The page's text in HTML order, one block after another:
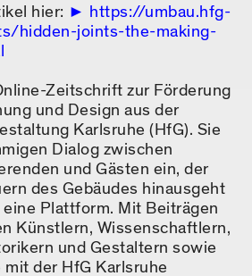
hier:
https://umbau.hfg-
hidden-joints-the-making-
Zeitschrift zur Förderung
und Design aus der
Karlsruhe (HfG). Sie
Dialog zwischen
und Gästen ein, der
des Gebäudes hinausgeht
Plattform. Mit Beiträgen
Künstlern, Wissenschaftlern,
und Gestaltern sowie
der HfG Karlsruhe